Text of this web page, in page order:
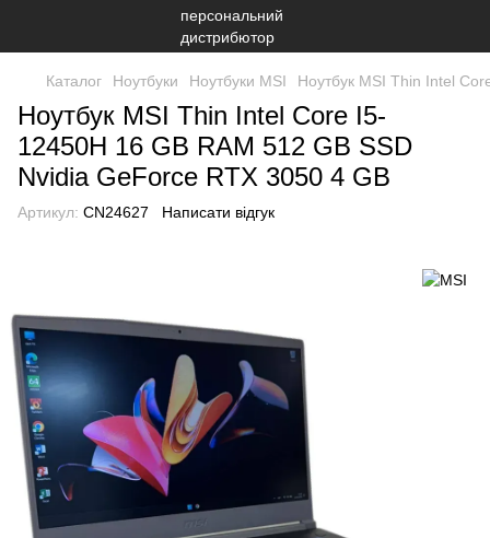
Каталог Ноутбуки Ноутбуки MSI Ноутбук MSI Thin Intel
Ноутбук MSI Thin Intel Core I5-
12450H 16 GB RAM 512 GB SSD
Nvidia GeForce RTX 3050 4 GB
Артикул: CN24627 Написати відгук